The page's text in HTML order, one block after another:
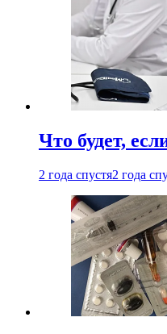
Что будет,
2 года спустя2 года